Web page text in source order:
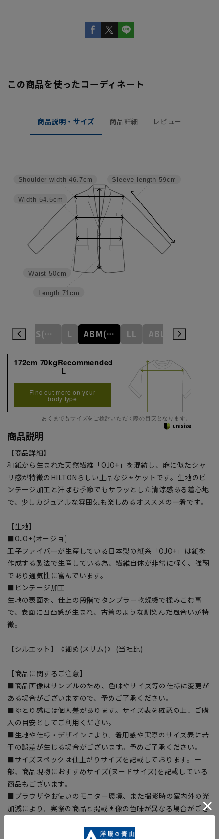
この商品を使ったコーディネート
商品説明・サイズ 商品詳細 レビュー
Sleeve length 59cm
Length 71cm
Waist 50cm
Width 54.5cm
Shoulder width 46.7cm
ABS(WideS) L ABM(WideM) LL
172cm 70kgRecommended
L
Find out more on your
body type
あくまでもサイズをご検討いただく際の目安となります。
商品説明
【商品詳細】
和紙から生まれた天然繊維「OJO+」を混紡し、麻に似たシャ
リ感が特徴のHILTONらしい上品なジャケットです。生地のビ
ンテージ加工と汗ばむ季節でもサラッとした清涼感ある着心地
で、少しカジュアルな雰囲気も楽しめるオススメの一着です。
【生地】
■OJO+(オージョ)
王子ファイバーが生産している日本製の紙糸「OJO+」は紙を
作成する製法で生産している為、繊維自体が非常に軽く、強靭
であり通気性に富んでいます。
■ビンテージ加工
生地の表面を、仕上の段階でタンブラー乾燥機で揉みこむ事
で、表面に凹凸感が生まれ、古着のような馴染んだ風合いが特
徴。
【シルエット】《細め(スリム)》 (当社比)
【商品に関するご注意】
■商品画像はサンプルのため、色味やサイズ等の仕様に変更が
ある場合がございますので、予めご了承ください。
■ゆとり感には個人差があります。サイズ表を確認の上、ご購
入の目安としてご利用ください。
■生地や仕様・デザインにより、着用感や実際のサイズ表に若
干の誤差が生じる場合がございます。予めご了承ください。
■サイズスペックは仕上がりサイズを記載しております。一
部、商品現物におすすめサイズ(ヌードサイズ)を記載している
商品もございます。
■ブラウザやお使いのモニター環境、また撮影時の室内外の光
加減により、実際の商品と掲載画像の色味が異なる場合がござ
■店舗や各モールサイトと商品在庫を共有しております関係